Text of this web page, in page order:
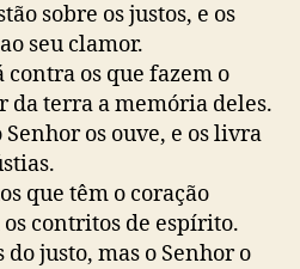
sobre os justos, e os
seu clamor.
contra os que fazem o
da terra a memória deles.
Senhor os ouve, e os livra
que têm o coração
contritos de espírito.
justo, mas o Senhor o